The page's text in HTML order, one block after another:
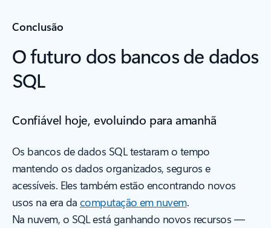
Conclusão
O futuro dos bancos de dados
SQL
Confiável hoje, evoluindo para amanhã
Os bancos de dados SQL testaram o tempo
mantendo os dados organizados, seguros e
acessíveis. Eles também estão encontrando novos
usos na era da computação em nuvem.
Na nuvem, o SQL está ganhando novos recursos —